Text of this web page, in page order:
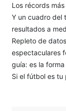
Los récords
Y un cuadro del
resultados a
Repleto de
espectaculares
guía: es la
Si el fútbol es tu